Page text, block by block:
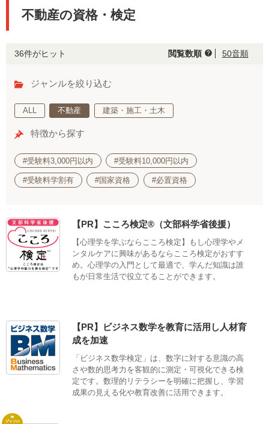
不動産の資格・検定
36件がヒット 閲覧数順 help 50音順
ジャンルを絞り込む
ALL 不動産 建築・施工・土木
特徴から探す
#受験料3,000円以内 #受験料10,000円以内
#受験料学割有 #国家資格 #必置資格
【PR】こころ検定®（文部科学省後援）
【心理学を学ぶならこころ検定】もし心理学やメ
ンタルケアに興味があるならこころ検定がおすす
め。心理学の入門として最適で、学んだ知識は誰
もが日常生活で役立てることができます。
【PR】ビジネス数学を教育に活用し人材育
成を加速
「ビジネス数学検定」は、数字に対する意識の高
さや数的思考力を客観的に測定・可視化できる検
定です。数理的リテラシーを明確に把握し、学習
成果の見える化や教育改善に活用できます。